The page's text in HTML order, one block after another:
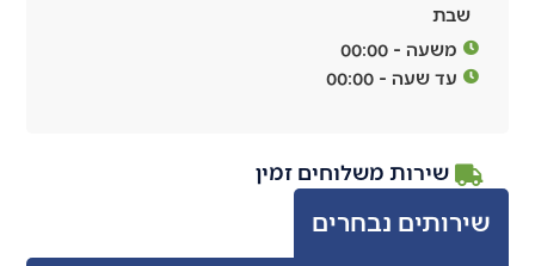
שבת
משעה - 00:00
עד שעה - 00:00
שירות משלוחים זמין
שירותים נבחרים